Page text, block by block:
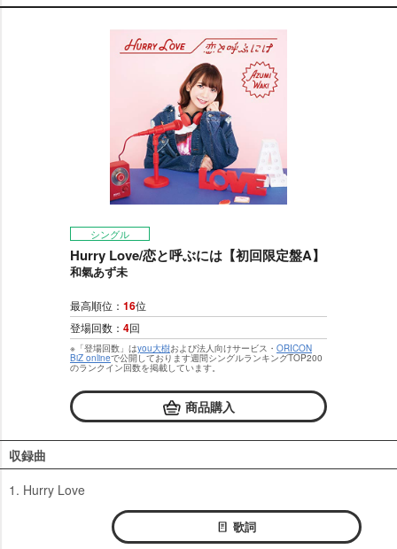
シングル
Hurry Love/恋と呼ぶには【初回限定盤A】
和氣あず未
最高順位： 16位
登場回数： 4回
※「登場回数」はyou大樹および法人向けサービス・ ORICON
BiZ onlineで公開しております週間シングルランキングTOP200
のランクイン回数を掲載しています。
商品購入
収録曲
1. Hurry Love
歌詞